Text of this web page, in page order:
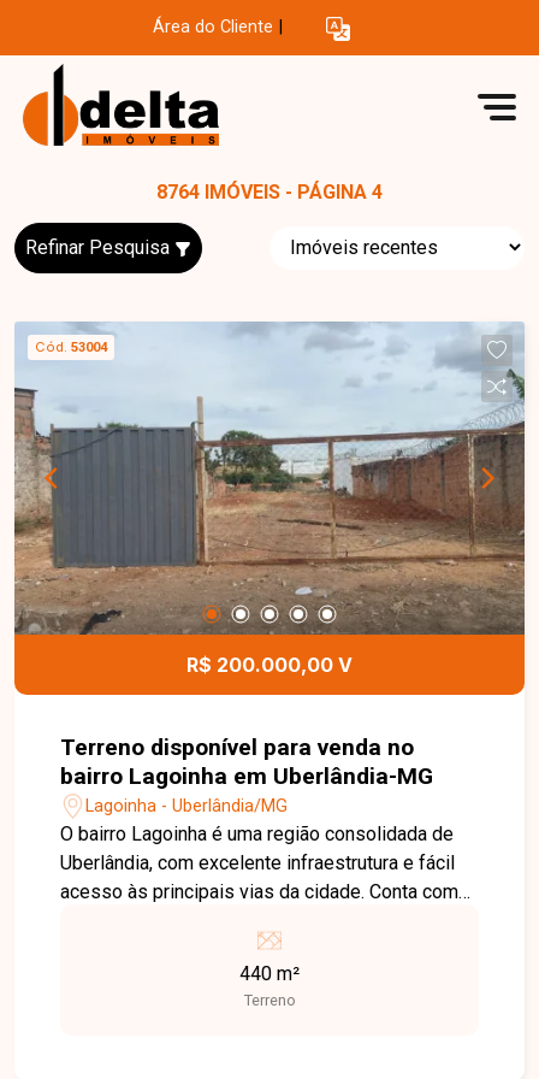
Área do Cliente
8764 IMÓVEIS - PÁGINA 4
Refinar Pesquisa
Cód. 53004
R$ 200.000,00 V
Terreno disponível para venda no
bairro Lagoinha em Uberlândia-MG
Lagoinha - Uberlândia/MG
O bairro Lagoinha é uma região consolidada de
Uberlândia, com excelente infraestrutura e fácil
acesso às principais vias da cidade. Conta com
diversos serviços, sendo uma ótima opção tanto
para quem deseja construir quanto para quem
busca um investimento com potencial de
440 m²
Terreno